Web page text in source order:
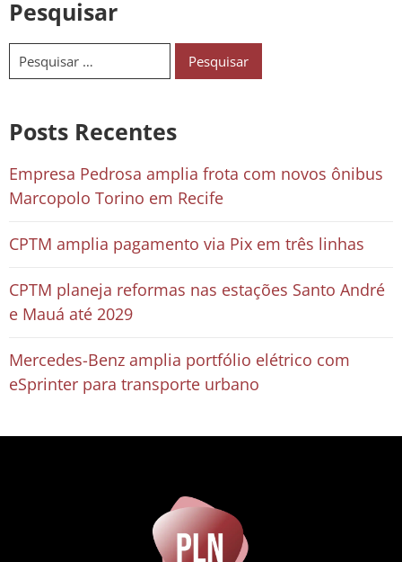
Pesquisar
Posts Recentes
Empresa Pedrosa amplia frota com novos ônibus
Marcopolo Torino em Recife
CPTM amplia pagamento via Pix em três linhas
CPTM planeja reformas nas estações Santo André
e Mauá até 2029
Mercedes-Benz amplia portfólio elétrico com
eSprinter para transporte urbano